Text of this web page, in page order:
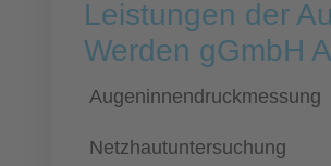
Leistungen der
Werden gGmbH
Augeninnendruckmessung
Netzhautuntersuchung